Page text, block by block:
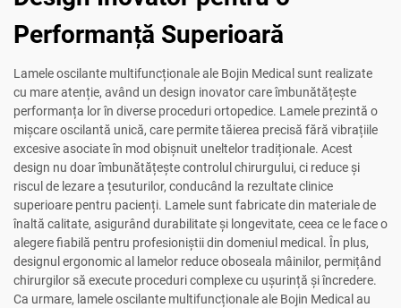
Performanță Superioară
Lamele oscilante multifuncționale ale Bojin Medical sunt realizate
cu mare atenție, având un design inovator care îmbunătățește
performanța lor în diverse proceduri ortopedice. Lamele prezintă o
mișcare oscilantă unică, care permite tăierea precisă fără vibrațiile
excesive asociate în mod obișnuit uneltelor tradiționale. Acest
design nu doar îmbunătățește controlul chirurgului, ci reduce și
riscul de lezare a țesuturilor, conducând la rezultate clinice
superioare pentru pacienți. Lamele sunt fabricate din materiale de
înaltă calitate, asigurând durabilitate și longevitate, ceea ce le face o
alegere fiabilă pentru profesioniștii din domeniul medical. În plus,
designul ergonomic al lamelor reduce oboseala mâinilor, permițând
chirurgilor să execute proceduri complexe cu ușurință și încredere.
Ca urmare, lamele oscilante multifuncționale ale Bojin Medical au